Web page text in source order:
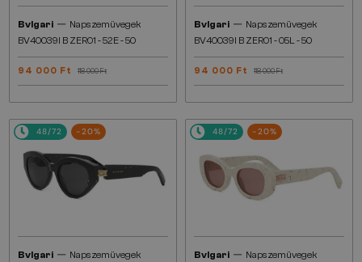
Bvlgari — Napszemüvegek
BV40039I B ZERO1 - 52E - 50
94 000 Ft 118 000 Ft
Bvlgari — Napszemüvegek
BV40039I B ZERO1 - 05L - 50
94 000 Ft 118 000 Ft
48/72 -20%
Bvlgari — Napszemüvegek
48/72 -20%
Bvlgari — Napszemüvegek